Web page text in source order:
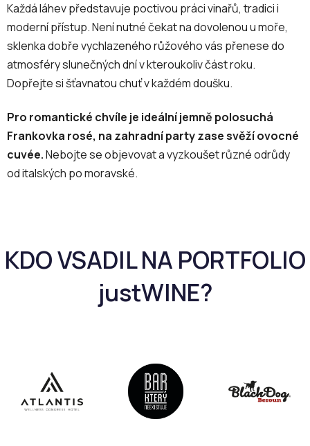
Každá láhev představuje poctivou práci vinařů, tradici i
moderní přístup. Není nutné čekat na dovolenou u moře,
sklenka dobře vychlazeného růžového vás přenese do
atmosféry slunečných dní v kteroukoliv část roku.
Dopřejte si šťavnatou chuť v každém doušku.
Pro romantické chvíle je ideální jemně polosuchá
Frankovka rosé, na zahradní party zase svěží ovocné
cuvée.Nebojte se objevovat a vyzkoušet různé odrůdy
od italských po moravské.